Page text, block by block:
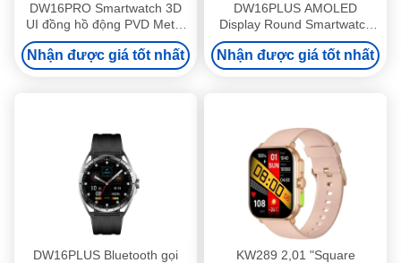
DW16PRO Smartwatch 3D
UI đồng hồ động PVD Metal
Frame HD Bluetooth Call
AOD
Nhận được giá tốt nhất
DW16PLUS AMOLED
Display Round Smartwatch
1.6 Inch Đàn ông Round
Smartwatch
Nhận được giá tốt nhất
DW16PLUS Bluetooth gọi
KW289 2,01 "Square